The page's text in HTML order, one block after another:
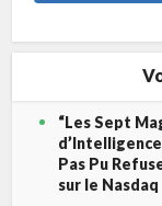
“Les Sept
Pas Pu
sur le Nasdaq